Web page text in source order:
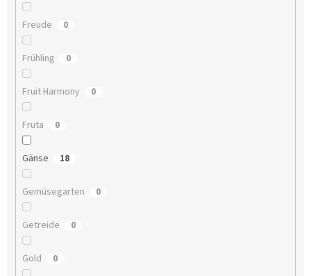
Freude 0
Frühling 0
Fruit Harmony 0
Fruta 0
Gänse 18
Gemüsegarten 0
Getreide 0
Gold 0